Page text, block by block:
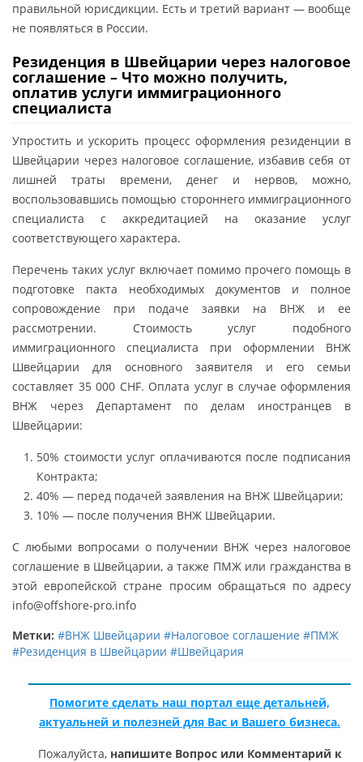
правильной юрисдикции. Есть и третий вариант — вообще
не появляться в России.
Резиденция в Швейцарии через налоговое
соглашение – Что можно получить,
оплатив услуги иммиграционного
специалиста
Упростить и ускорить процесс оформления резиденции в
Швейцарии через налоговое соглашение, избавив себя от
лишней траты времени, денег и нервов, можно,
воспользовавшись помощью стороннего иммиграционного
специалиста с аккредитацией на оказание услуг
соответствующего характера.
Перечень таких услуг включает помимо прочего помощь в
подготовке пакта необходимых документов и полное
сопровождение при подаче заявки на ВНЖ и ее
рассмотрении. Стоимость услуг подобного
иммиграционного специалиста при оформлении ВНЖ
Швейцарии для основного заявителя и его семьи
составляет 35 000 CHF. Оплата услуг в случае оформления
ВНЖ через Департамент по делам иностранцев в
Швейцарии:
50% стоимости услуг оплачиваются после подписания
Контракта;
40% — перед подачей заявления на ВНЖ Швейцарии;
10% — после получения ВНЖ Швейцарии.
С любыми вопросами о получении ВНЖ через налоговое
соглашение в Швейцарии, а также ПМЖ или гражданства в
этой европейской стране просим обращаться по адресу
info@offshore-pro.info
Метки: #ВНЖ Швейцарии #Налоговое соглашение #ПМЖ
#Резиденция в Швейцарии #Швейцария
Помогите сделать наш портал еще детальней,
актуальней и полезней для Вас и Вашего бизнеса.
Пожалуйста, напишите Вопрос или Комментарий к